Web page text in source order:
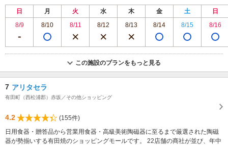
日 月 火 水 木 金 土
日
8/9
8/10 8/11 8/12 8/13 8/14 8/15 8/16
この施設のプランをもっと見る
7 アリタセラ
有田町（西松浦郡）赤坂／その他ショッピング
4.2
(155件)
日用食器・贈答品から営業用食器・高級美術陶磁器に至るまで厳選された陶磁
器が勢揃いする有田焼のショッピングモールです。 22店舗の商社が並び、年中